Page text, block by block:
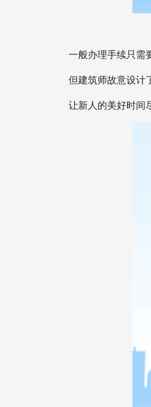
一般办理手续只需要
但建筑师故意设计了
让新人的美好时间尽